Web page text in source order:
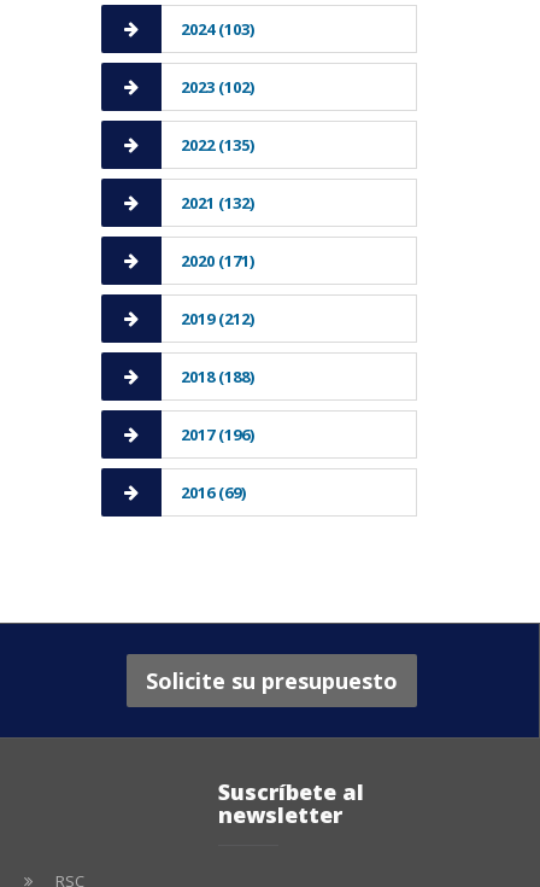
2024 (103)
2023 (102)
2022 (135)
2021 (132)
2020 (171)
2019 (212)
2018 (188)
2017 (196)
2016 (69)
Solicite su presupuesto
RSC
Suscríbete al
newsletter